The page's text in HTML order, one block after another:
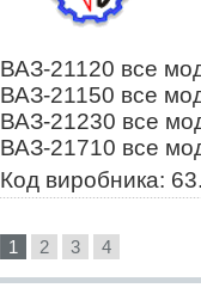
ВАЗ-21120 все
ВАЗ-21150 все
ВАЗ-21230 все
ВАЗ-21710 все
Код виробника:
1 2 3 4